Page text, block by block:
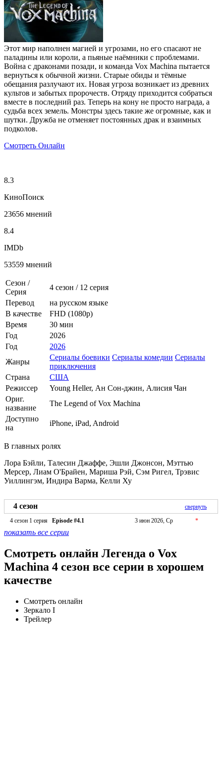
Этот мир наполнен магией и угрозами, но его спасают не
паладины или короли, а пьяные наёмники с проблемами.
Война с драконами позади, и команда Vox Machina пытается
вернуться к обычной жизни. Старые обиды и тёмные
обещания разлучают их. Новая угроза возникает из древних
культов и забытых пророчеств. Отряду приходится собраться
вместе в последний раз. Теперь на кону не просто награда, а
судьба всех земель. Монстры здесь такие же огромные, как и
шутки. Дружба не отменяет постоянных драк и взаимных
подколов.
Смотреть Онлайн
8.3
КиноПоиск
23656 мнений
8.4
IMDb
53559 мнений
Сезон /
Серия
4 сезон / 12 серия
Перевод
на русском языке
В качестве
FHD (1080p)
Время
30 мин
Год
2026
Год
2026
Жанры
Сериалы боевики Сериалы комедии Сериалы
приключения
Страна
США
Режиссер
Young Heller, Ан Сон-джин, Алисия Чан
Ориг.
название
The Legend of Vox Machina
Доступно
на
iPhone, iPad, Android
В главных ролях
Лора Бэйли, Талесин Джаффе, Эшли Джонсон, Мэттью
Мерсер, Лиам О'Брайен, Мариша Рэй, Сэм Ригел, Трэвис
Уиллингэм, Индира Варма, Келли Ху
4 сезон
свернуть
4 сезон 1 серия
Episode #4.1 3 июн 2026, Ср *
показать все серии
Смотреть онлайн Легенда о Vox
Machina 4 сезон все серии в хорошем
качестве
Смотреть онлайн
Зеркало I
Трейлер